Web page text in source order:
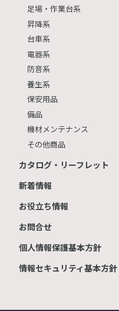
足場・作業台系
昇降系
台車系
電器系
防音系
養生系
保安用品
備品
機材メンテナンス
その他商品
カタログ・リーフレット
新着情報
お役立ち情報
お問合せ
個人情報保護基本方針
情報セキュリティ基本方針